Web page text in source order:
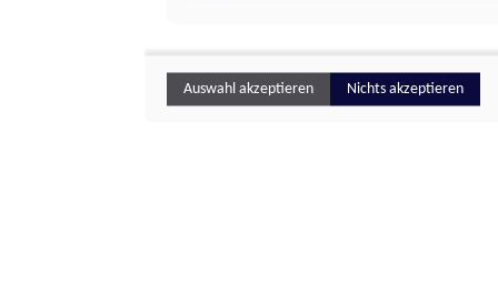
Auswahl akzeptieren Nichts akzeptieren